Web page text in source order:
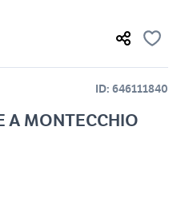
ID: 646111840
A MONTECCHIO